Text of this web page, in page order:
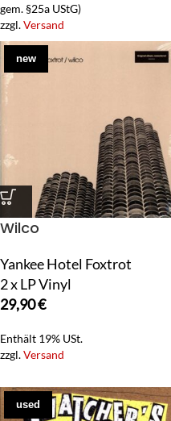
gem. §25a UStG)
zzgl.Versand
new
Wilco
Yankee Hotel Foxtrot
2 x LP Vinyl
29,90€
Enthält 19% USt.
zzgl.Versand
used